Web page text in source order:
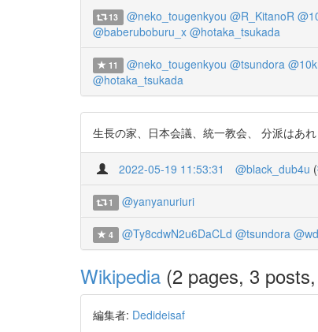
13 @neko_tougenkyou @R_KitanoR
@baberuboburu_x @hotaka_tsukada
11 @neko_tougenkyou @tsundora
@hotaka_tsukada
生長の家、日本会議、統一教会、 分派はあ
2022-05-19 11:53:31 @black_dub4u (
1 @yanyanuriuri
4 @Ty8cdwN2u6DaCLd @tsundora
Wikipedia (2 pages, 3
編集者: Dedideisaf